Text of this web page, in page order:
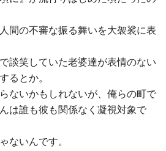
間の不審な振る舞いを大袈裟に表
談笑していた老婆達が表情のない
るとか。
ないかもしれないが、俺らの町で
は誰も彼も関係なく凝視対象で
ないんです。